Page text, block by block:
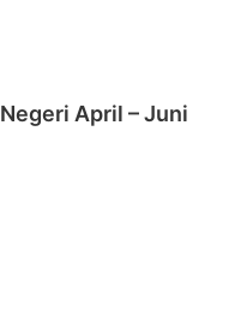
April – Juni